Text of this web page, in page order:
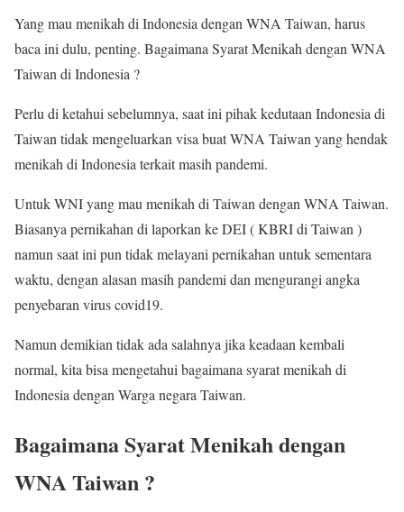
Yang mau menikah di Indonesia dengan WNA Taiwan, harus
baca ini dulu, penting. Bagaimana Syarat Menikah dengan WNA
Taiwan di Indonesia ?
Perlu di ketahui sebelumnya, saat ini pihak kedutaan Indonesia di
Taiwan tidak mengeluarkan visa buat WNA Taiwan yang hendak
menikah di Indonesia terkait masih pandemi.
Untuk WNI yang mau menikah di Taiwan dengan WNA Taiwan.
Biasanya pernikahan di laporkan ke DEI ( KBRI di Taiwan )
namun saat ini pun tidak melayani pernikahan untuk sementara
waktu, dengan alasan masih pandemi dan mengurangi angka
penyebaran virus covid19.
Namun demikian tidak ada salahnya jika keadaan kembali
normal, kita bisa mengetahui bagaimana syarat menikah di
Indonesia dengan Warga negara Taiwan.
Bagaimana Syarat Menikah dengan
WNA Taiwan ?